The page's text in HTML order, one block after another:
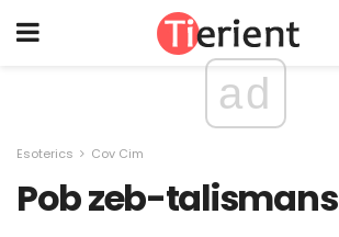
ad
Esoterics Cov Cim
Pob zeb-talismans